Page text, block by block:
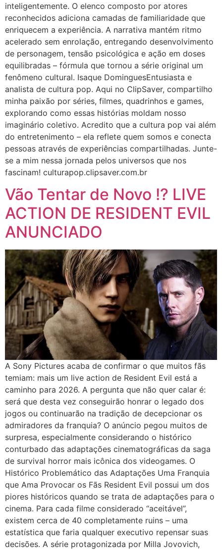
inteligentemente. O elenco composto por atores
reconhecidos adiciona camadas de familiaridade que
enriquecem a experiência. A narrativa mantém ritmo
acelerado sem enrolação, entregando desenvolvimento
de personagem, tensão psicológica e ação em doses
equilibradas – fórmula que tornou a série original um
fenômeno cultural. Isaque DominguesEntusiasta e
analista de cultura pop. Aqui no ClipSaver, compartilho
minha paixão por séries, filmes, quadrinhos e games,
explorando como essas histórias moldam nosso
imaginário coletivo. Acredito que a cultura pop vai além
do entretenimento – ela reflete quem somos e conecta
pessoas através de experiências compartilhadas. Junte-
se a mim nessa jornada pelos universos que nos
fascinam! culturapop.clipsaver.com.br
Vão Tentar de Novo !? LIVE
ACTION DE RESIDENT EVIL
ANUNCIADO
A Sony Pictures acaba de confirmar o que muitos fãs
temiam: mais um live action de Resident Evil está a
caminho para 2026. A pergunta que não quer calar é:
será que desta vez conseguirão honrar o legado dos
jogos ou continuarão na tradição de decepcionar os
admiradores da franquia? O anúncio pegou muitos de
surpresa, especialmente considerando o histórico
conturbado das adaptações cinematográficas da saga
de survival horror mais icônica dos videogames. O
Histórico Problemático das Adaptações Uma Franquia
que Ama Provocar os Fãs Resident Evil possui um dos
piores históricos quando se trata de adaptações para o
cinema. Para cada filme considerado “aceitável”,
existem cerca de 40 completamente ruins – uma
estatística que faria qualquer executivo repensar suas
decisões. A série protagonizada por Milla Jovovich,